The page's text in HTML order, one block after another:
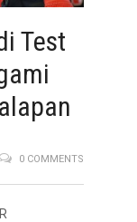
Test
0 COMMENTS